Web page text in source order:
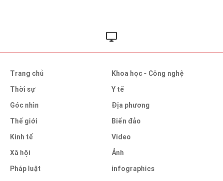
Trang chủ
Thời sự
Góc nhìn
Thế giới
Kinh tế
Xã hội
Pháp luật
Khoa học - Công nghệ
Y tế
Địa phương
Biển đảo
Video
Ảnh
infographics